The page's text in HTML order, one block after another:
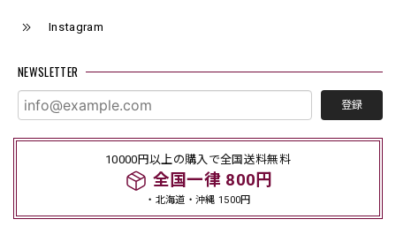
Instagram
NEWSLETTER
登録
10000円以上の購入で全国送料無料
全国一律 800円
・北海道・沖縄 1500円